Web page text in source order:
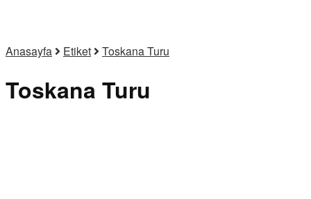
Anasayfa Etiket Toskana Turu
Toskana Turu